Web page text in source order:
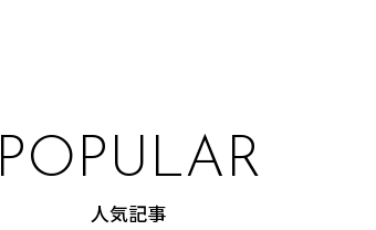
POPULAR
人気記事